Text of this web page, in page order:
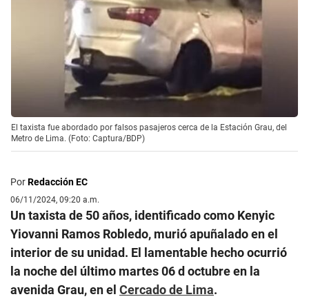
El taxista fue abordado por falsos pasajeros cerca de la Estación Grau, del
Metro de Lima. (Foto: Captura/BDP)
PorRedacción EC
06/11/2024, 09:20 a.m.
Un taxista de 50 años, identificado como Kenyic
Yiovanni Ramos Robledo, murió apuñalado en el
interior de su unidad. El lamentable hecho ocurrió
la noche del último martes 06 d octubre en la
avenida Grau, en el Cercado de Lima.